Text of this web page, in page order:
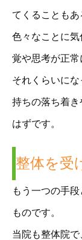
てくることもあ
色々なことに
覚や思考が正常
それくらいに
持ちの落ち着
はずです。
整体を受
もう一つの手
ものです。
当院も整体院